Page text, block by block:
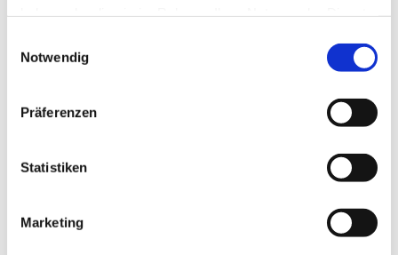
Notwendig
Präferenzen
Statistiken
Marketing